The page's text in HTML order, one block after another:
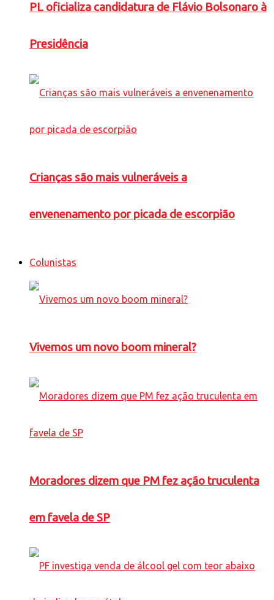
PL oficializa candidatura de Flávio Bolsonaro à
Presidência
Crianças são mais vulneráveis a
envenenamento por picada de escorpião
Colunistas
Vivemos um novo boom mineral?
Moradores dizem que PM fez ação truculenta
em favela de SP